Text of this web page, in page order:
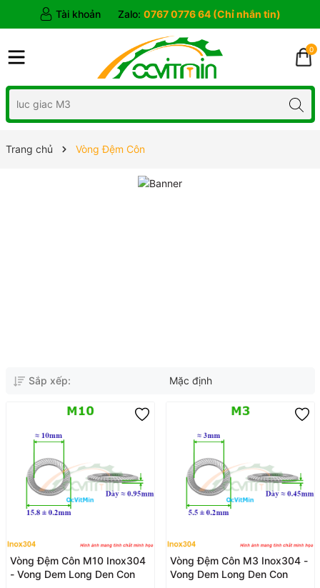
Tài khoản Zalo: 0767 0776 64 (Chỉ nhắn tin)
0
Trang chủ Vòng Đệm Côn
Sắp xếp: Mặc định
Vòng Đệm Côn M10 Inox304
- Vong Dem Long Den Con
Vòng Đệm Côn M3 Inox304 -
Vong Dem Long Den Con